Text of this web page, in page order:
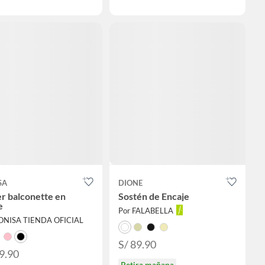
balconette en
TIENDA OFICIAL
DIONE
Sostén de Encaje
Por FALABELLA
S/ 89.90